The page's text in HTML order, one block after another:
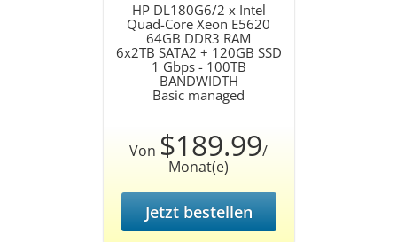
HP DL180G6/2 x Intel
Quad-Core Xeon E5620
64GB DDR3 RAM
6x2TB SATA2 + 120GB SSD
1 Gbps - 100TB
BANDWIDTH
Basic managed
Von $189.99/
Monat(e)
Jetzt bestellen